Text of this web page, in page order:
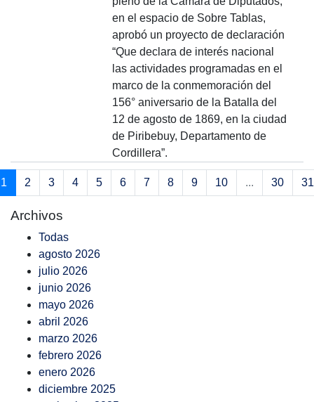
en el espacio de Sobre Tablas,
aprobó un proyecto de declaración
“Que declara de interés nacional
las actividades programadas en el
marco de la conmemoración del
156° aniversario de la Batalla del
12 de agosto de 1869, en la ciudad
de Piribebuy, Departamento de
Cordillera”.
1 2 3 4 5 6 7 8 9 10 ... 30 31
Archivos
Todas
agosto 2026
julio 2026
junio 2026
mayo 2026
abril 2026
marzo 2026
febrero 2026
enero 2026
diciembre 2025